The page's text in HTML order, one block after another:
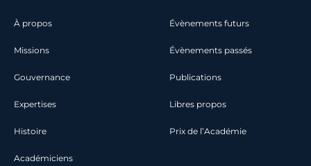
À propos
Missions
Gouvernance
Expertises
Histoire
Académiciens
Évènements futurs
Évènements passés
Publications
Libres propos
Prix de l’Académie